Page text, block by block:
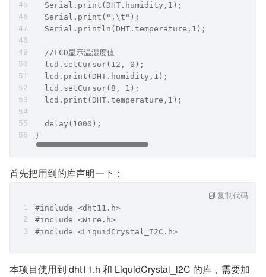
  Serial.print(DHT.humidity,1);
  Serial.print(",\t");
  Serial.println(DHT.temperature,1);
  //LCD显示温湿度值
  lcd.setCursor(12, 0);
  lcd.print(DHT.humidity,1);
  lcd.setCursor(8, 1);
  lcd.print(DHT.temperature,1);
  delay(1000);
}
首先把用到的库声明一下：
#include <dht11.h>
#include <Wire.h>
#include <LiquidCrystal_I2C.h>
复制代码
本项目使用到 dht11.h 和 LiquidCrystal_l2C 的库，需要加